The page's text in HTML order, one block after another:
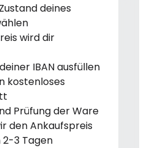
deines
wird dir
IBAN ausfüllen
kostenloses
Prüfung der Ware
den Ankaufspreis
3 Tagen